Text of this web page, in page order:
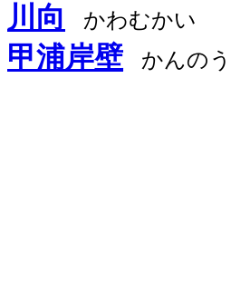
川向 かわむかい
甲浦岸壁 かんの